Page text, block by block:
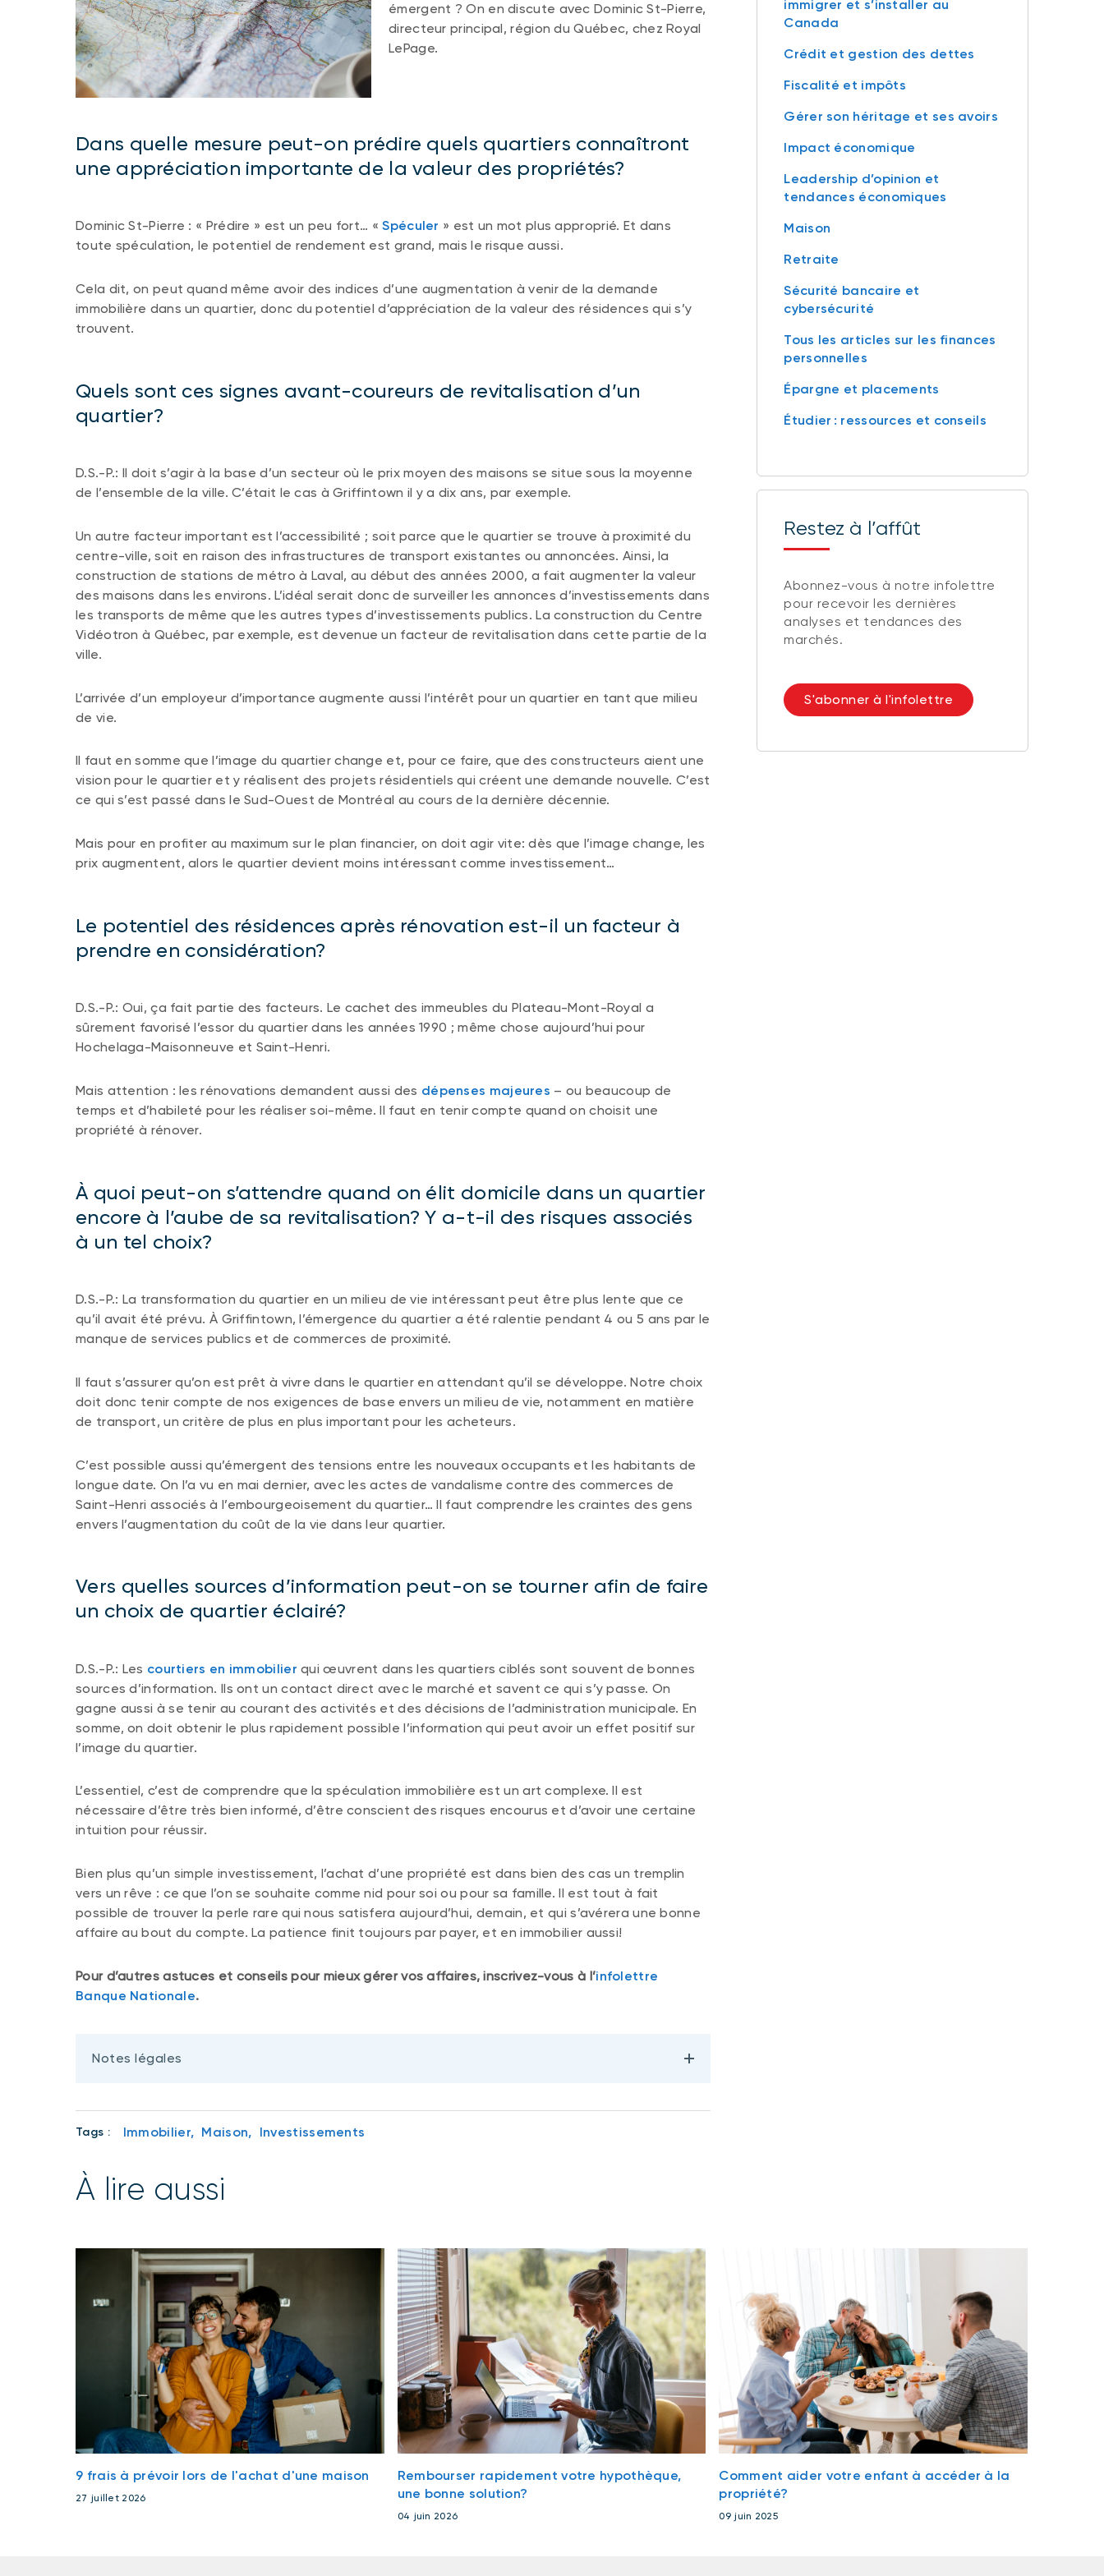
émergent ? On en discute avec Dominic St-Pierre,
directeur principal, région du Québec, chez Royal
LePage.
Dans quelle mesure peut-on prédire quels quartiers connaîtront
une appréciation importante de la valeur des propriétés?
Dominic St-Pierre : « Prédire » est un peu fort… «Spéculer » est un mot plus approprié. Et dans
toute spéculation, le potentiel de rendement est grand, mais le risque aussi.
Cela dit, on peut quand même avoir des indices d’une augmentation à venir de la demande
immobilière dans un quartier, donc du potentiel d’appréciation de la valeur des résidences qui s’y
trouvent.
Quels sont ces signes avant-coureurs de revitalisation d’un
quartier?
D.S.-P.: Il doit s’agir à la base d’un secteur où le prix moyen des maisons se situe sous la moyenne
de l’ensemble de la ville. C’était le cas à Griffintown il y a dix ans, par exemple.
Un autre facteur important est l’accessibilité ; soit parce que le quartier se trouve à proximité du
centre-ville, soit en raison des infrastructures de transport existantes ou annoncées. Ainsi, la
construction de stations de métro à Laval, au début des années 2000, a fait augmenter la valeur
des maisons dans les environs. L’idéal serait donc de surveiller les annonces d’investissements dans
les transports de même que les autres types d’investissements publics. La construction du Centre
Vidéotron à Québec, par exemple, est devenue un facteur de revitalisation dans cette partie de la
ville.
L’arrivée d’un employeur d’importance augmente aussi l’intérêt pour un quartier en tant que milieu
de vie.
Il faut en somme que l’image du quartier change et, pour ce faire, que des constructeurs aient une
vision pour le quartier et y réalisent des projets résidentiels qui créent une demande nouvelle. C’est
ce qui s’est passé dans le Sud-Ouest de Montréal au cours de la dernière décennie.
Mais pour en profiter au maximum sur le plan financier, on doit agir vite: dès que l’image change, les
prix augmentent, alors le quartier devient moins intéressant comme investissement…
Le potentiel des résidences après rénovation est-il un facteur à
prendre en considération?
D.S.-P.: Oui, ça fait partie des facteurs. Le cachet des immeubles du Plateau-Mont-Royal a
sûrement favorisé l’essor du quartier dans les années 1990 ; même chose aujourd’hui pour
Hochelaga-Maisonneuve et Saint-Henri.
Mais attention : les rénovations demandent aussi des dépenses majeures – ou beaucoup de
temps et d’habileté pour les réaliser soi-même. Il faut en tenir compte quand on choisit une
propriété à rénover.
À quoi peut-on s’attendre quand on élit domicile dans un quartier
encore à l’aube de sa revitalisation? Y a-t-il des risques associés
à un tel choix?
D.S.-P.: La transformation du quartier en un milieu de vie intéressant peut être plus lente que ce
qu’il avait été prévu. À Griffintown, l’émergence du quartier a été ralentie pendant 4 ou 5 ans par le
manque de services publics et de commerces de proximité.
Il faut s’assurer qu’on est prêt à vivre dans le quartier en attendant qu’il se développe. Notre choix
doit donc tenir compte de nos exigences de base envers un milieu de vie, notamment en matière
de transport, un critère de plus en plus important pour les acheteurs.
C’est possible aussi qu’émergent des tensions entre les nouveaux occupants et les habitants de
longue date. On l’a vu en mai dernier, avec les actes de vandalisme contre des commerces de
Saint-Henri associés à l’embourgeoisement du quartier… Il faut comprendre les craintes des gens
envers l’augmentation du coût de la vie dans leur quartier.
Vers quelles sources d’information peut-on se tourner afin de faire
un choix de quartier éclairé?
D.S.-P.: Les courtiers en immobilier qui œuvrent dans les quartiers ciblés sont souvent de bonnes
sources d’information. Ils ont un contact direct avec le marché et savent ce qui s’y passe. On
gagne aussi à se tenir au courant des activités et des décisions de l’administration municipale. En
somme, on doit obtenir le plus rapidement possible l’information qui peut avoir un effet positif sur
l’image du quartier.
L’essentiel, c’est de comprendre que la spéculation immobilière est un art complexe. Il est
nécessaire d’être très bien informé, d’être conscient des risques encourus et d’avoir une certaine
intuition pour réussir.
Bien plus qu’un simple investissement, l’achat d’une propriété est dans bien des cas un tremplin
vers un rêve : ce que l’on se souhaite comme nid pour soi ou pour sa famille. Il est tout à fait
possible de trouver la perle rare qui nous satisfera aujourd’hui, demain, et qui s’avérera une bonne
affaire au bout du compte. La patience finit toujours par payer, et en immobilier aussi!
Pour d’autres astuces et conseils pour mieux gérer vos affaires, inscrivez-vous à l’infolettre
Banque Nationale.
Notes légales
Tags : Immobilier, Maison, Investissements
immigrer et s’installer au
Canada
Crédit et gestion des dettes
Fiscalité et impôts
Gérer son héritage et ses avoirs
Impact économique
Leadership d’opinion et
tendances économiques
Maison
Retraite
Sécurité bancaire et
cybersécurité
Tous les articles sur les finances
personnelles
Épargne et placements
Étudier : ressources et conseils
Restez à l’affût
Abonnez-vous à notre infolettre
pour recevoir les dernières
analyses et tendances des
marchés.
S'abonner à l'infolettre
À lire aussi
9 frais à prévoir lors de l'achat d'une maison
27 juillet 2026
Rembourser rapidement votre hypothèque,
une bonne solution?
04 juin 2026
Comment aider votre enfant à accéder à la
propriété?
09 juin 2025